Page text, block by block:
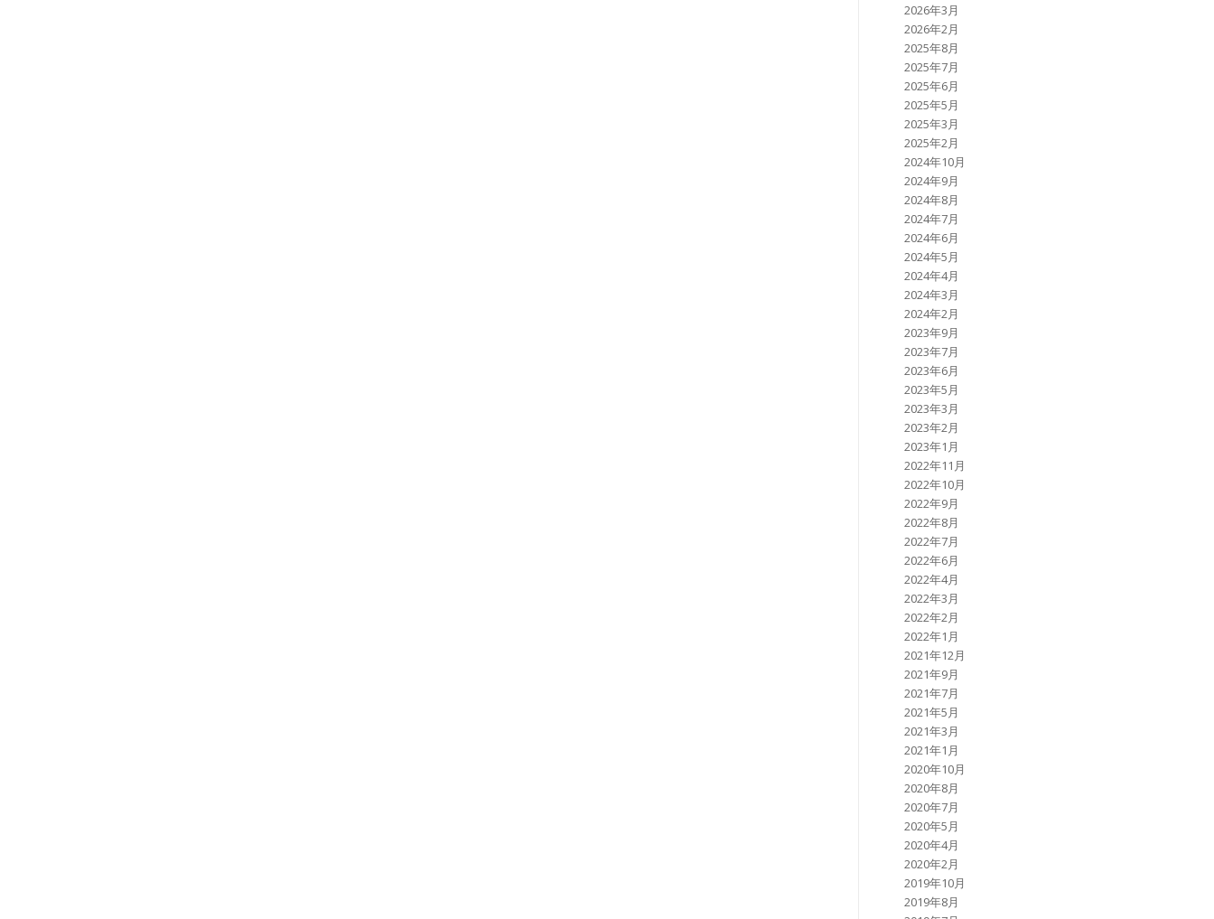
2026年3月
2026年2月
2025年8月
2025年7月
2025年6月
2025年5月
2025年3月
2025年2月
2024年10月
2024年9月
2024年8月
2024年7月
2024年6月
2024年5月
2024年4月
2024年3月
2024年2月
2023年9月
2023年7月
2023年6月
2023年5月
2023年3月
2023年2月
2023年1月
2022年11月
2022年10月
2022年9月
2022年8月
2022年7月
2022年6月
2022年4月
2022年3月
2022年2月
2022年1月
2021年12月
2021年9月
2021年7月
2021年5月
2021年3月
2021年1月
2020年10月
2020年8月
2020年7月
2020年5月
2020年4月
2020年2月
2019年10月
2019年8月